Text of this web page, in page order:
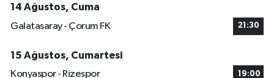
14 Ağustos, Cuma
Galatasaray - Çorum FK
21:30
15 Ağustos, Cumartesi
Konyaspor - Rizespor
19:00